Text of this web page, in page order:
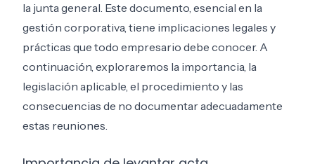
la junta general. Este documento, esencial en la
gestión corporativa, tiene implicaciones legales y
prácticas que todo empresario debe conocer. A
continuación, exploraremos la importancia, la
legislación aplicable, el procedimiento y las
consecuencias de no documentar adecuadamente
estas reuniones.